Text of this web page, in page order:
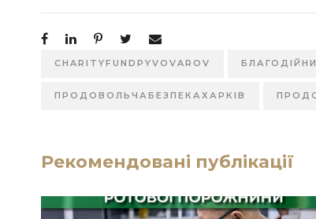
CHARITYFUNDPYVOVAROV
ПРОДОВОЛЬЧАБЕЗПЕКАХАРКІВ
Рекомендовані публікації